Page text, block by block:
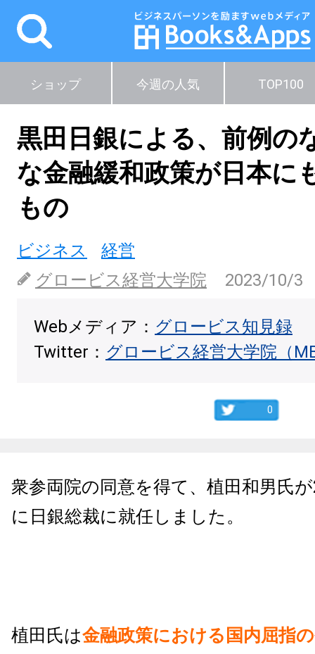
ショップ 今週の人気 TOP100
黒田日銀による、前例の
な金融緩和政策が日本に
もの
ビジネス
経営
グロービス経営大学院
2023/10/3
Webメディア： グロービス知見録
Twitter： グロービス経営大学院（
0
衆参両院の同意を得て、植田和男氏
に日銀総裁に就任しました。
植田氏は金融政策における国内屈指